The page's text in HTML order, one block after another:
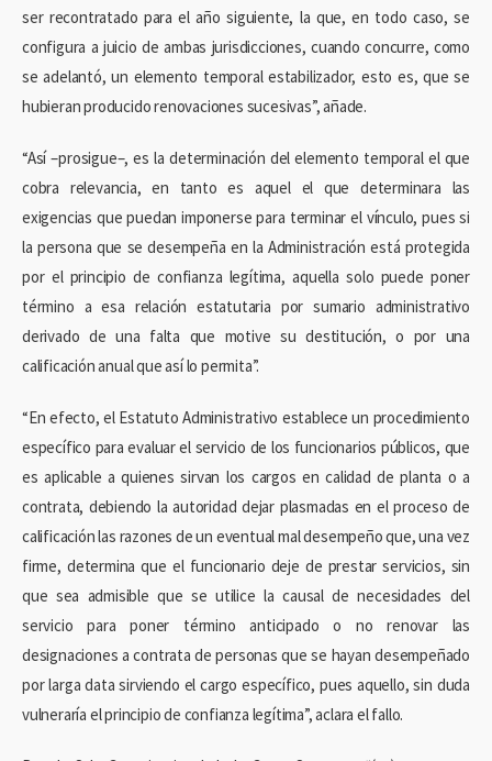
ser recontratado para el año siguiente, la que, en todo caso, se
configura a juicio de ambas jurisdicciones, cuando concurre, como
se adelantó, un elemento temporal estabilizador, esto es, que se
hubieran producido renovaciones sucesivas”, añade.
“Así –prosigue–, es la determinación del elemento temporal el que
cobra relevancia, en tanto es aquel el que determinara las
exigencias que puedan imponerse para terminar el vínculo, pues si
la persona que se desempeña en la Administración está protegida
por el principio de confianza legítima, aquella solo puede poner
término a esa relación estatutaria por sumario administrativo
derivado de una falta que motive su destitución, o por una
calificación anual que así lo permita”.
“En efecto, el Estatuto Administrativo establece un procedimiento
específico para evaluar el servicio de los funcionarios públicos, que
es aplicable a quienes sirvan los cargos en calidad de planta o a
contrata, debiendo la autoridad dejar plasmadas en el proceso de
calificación las razones de un eventual mal desempeño que, una vez
firme, determina que el funcionario deje de prestar servicios, sin
que sea admisible que se utilice la causal de necesidades del
servicio para poner término anticipado o no renovar las
designaciones a contrata de personas que se hayan desempeñado
por larga data sirviendo el cargo específico, pues aquello, sin duda
vulneraría el principio de confianza legítima”, aclara el fallo.